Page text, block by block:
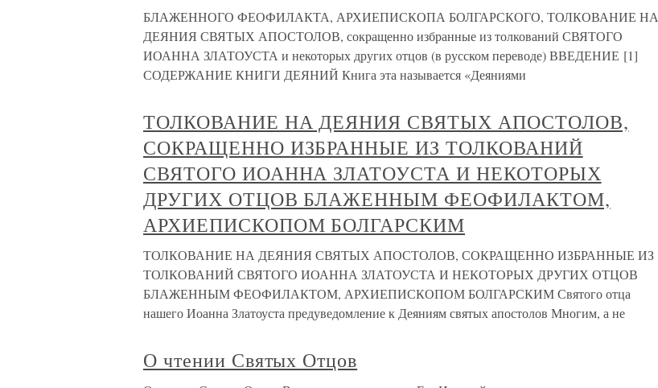
БЛАЖЕННОГО ФЕОФИЛАКТА, АРХИЕПИСКОПА БОЛГАРСКОГО, ТОЛКОВАНИЕ НА
ДЕЯНИЯ СВЯТЫХ АПОСТОЛОВ, сокращенно избранные из толкований СВЯТОГО
ИОАННА ЗЛАТОУСТА и некоторых других отцов (в русском переводе) ВВЕДЕНИЕ [1]
СОДЕРЖАНИЕ КНИГИ ДЕЯНИЙ Книга эта называется «Деяниями
ТОЛКОВАНИЕ НА ДЕЯНИЯ СВЯТЫХ АПОСТОЛОВ,
СОКРАЩЕННО ИЗБРАННЫЕ ИЗ ТОЛКОВАНИЙ
СВЯТОГО ИОАННА ЗЛАТОУСТА И НЕКОТОРЫХ
ДРУГИХ ОТЦОВ БЛАЖЕННЫМ ФЕОФИЛАКТОМ,
АРХИЕПИСКОПОМ БОЛГАРСКИМ
ТОЛКОВАНИЕ НА ДЕЯНИЯ СВЯТЫХ АПОСТОЛОВ, СОКРАЩЕННО ИЗБРАННЫЕ ИЗ
ТОЛКОВАНИЙ СВЯТОГО ИОАННА ЗЛАТОУСТА И НЕКОТОРЫХ ДРУГИХ ОТЦОВ
БЛАЖЕННЫМ ФЕОФИЛАКТОМ, АРХИЕПИСКОПОМ БОЛГАРСКИМ Святого отца
нашего Иоанна Златоуста предуведомление к Деяниям святых апостолов Многим, а не
О чтении Святых Отцов